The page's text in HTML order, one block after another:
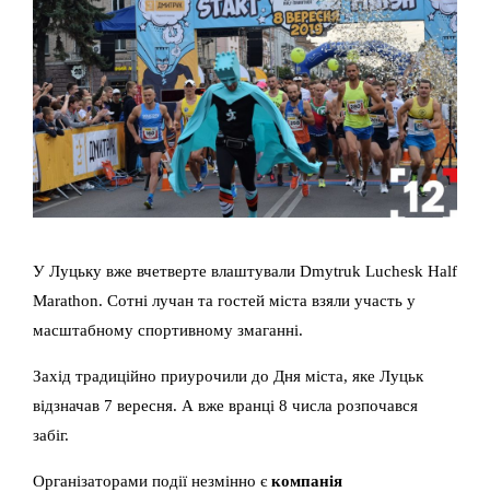
У Луцьку вже вчетверте влаштували Dmytruk Luchesk Half
Marathon. Сотні лучан та гостей міста взяли участь у
масштабному спортивному змаганні.
Захід традиційно приурочили до Дня міста, яке Луцьк
відзначав 7 вересня. А вже вранці 8 числа розпочався
забіг.
Організаторами події незмінно є компанія